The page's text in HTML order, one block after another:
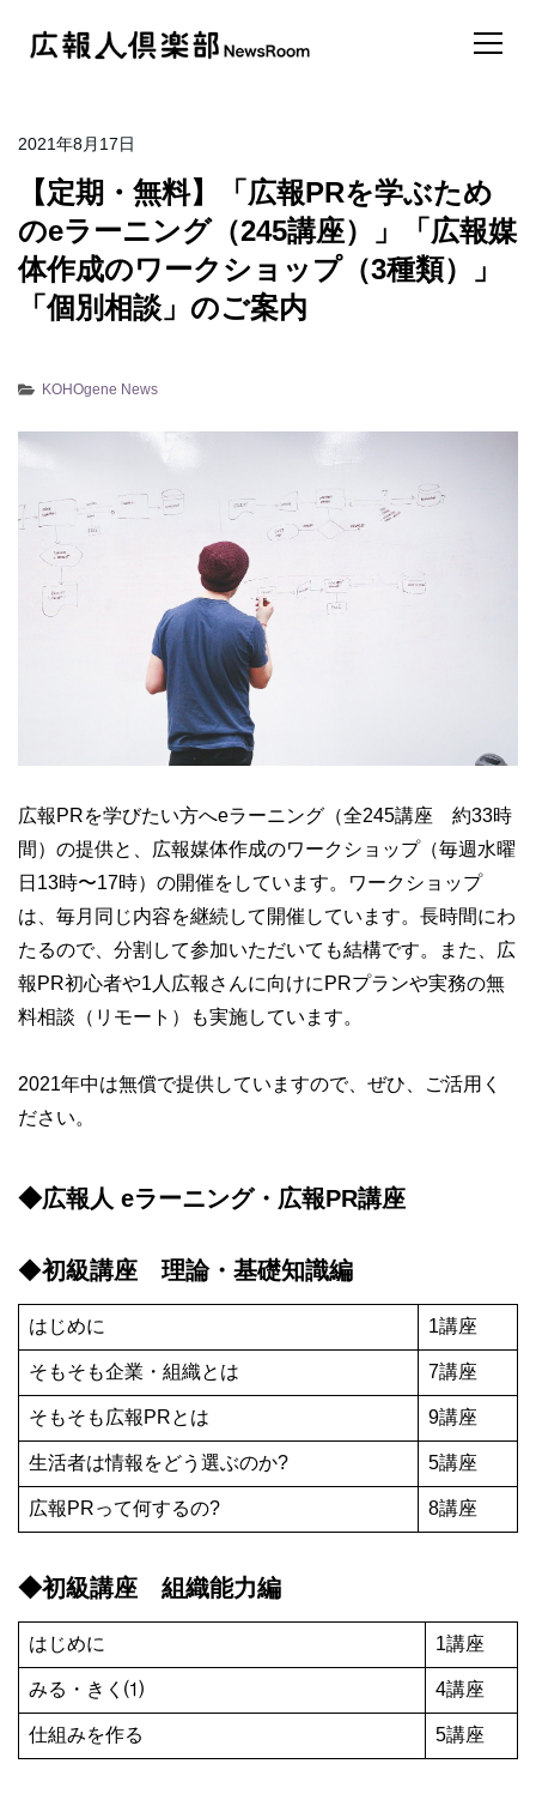
2021年8月17日
【定期・無料】「広報PRを学ぶため
のeラーニング（245講座）」「広報媒
体作成のワークショップ（3種類）」
「個別相談」のご案内
KOHOgene News
広報PRを学びたい方へeラーニング（全245講座 約33時
間）の提供と、広報媒体作成のワークショップ（毎週水曜
日13時〜17時）の開催をしています。ワークショップ
は、毎月同じ内容を継続して開催しています。長時間にわ
たるので、分割して参加いただいても結構です。また、広
報PR初心者や1人広報さんに向けにPRプランや実務の無
料相談（リモート）も実施しています。
2021年中は無償で提供していますので、ぜひ、ご活用く
ださい。
◆広報人 eラーニング・広報PR講座
◆初級講座 理論・基礎知識編
はじめに 1講座
そもそも企業・組織とは 7講座
そもそも広報PRとは 9講座
生活者は情報をどう選ぶのか? 5講座
広報PRって何するの? 8講座
◆初級講座 組織能力編
はじめに 1講座
みる・きく⑴ 4講座
仕組みを作る 5講座